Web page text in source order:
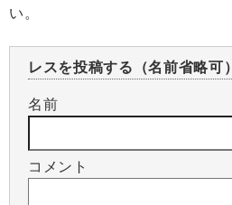
い。
レスを投稿する（名前省略可）
名前
コメント